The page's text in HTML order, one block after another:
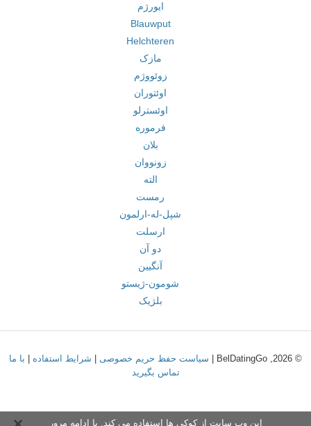
ایورژم
Blauwput
Helchteren
مازک
زوئووژم
اوئتوران
اوئسترلو
فرموره
بلان
زونووان
الته
رمست
شپل-له-ارلمون
ارسلت
دو آن
آنگیین
شومون-ژیستو
بلژیک
© 2026, BelDatingGo | سیاست حفظ حریم خصوصی شرایط استفاده
با ما
تماس بگیرید
این وب سایت از کوکی ها استفاده می کند. با ادامه مرور